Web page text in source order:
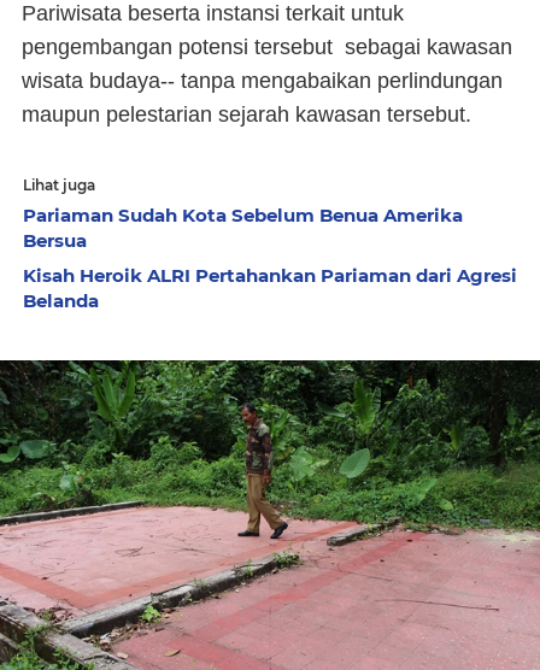
Pariwisata beserta instansi terkait untuk
pengembangan potensi tersebut sebagai kawasan
wisata budaya-- tanpa mengabaikan perlindungan
maupun pelestarian sejarah kawasan tersebut.
Lihat juga
Pariaman Sudah Kota Sebelum Benua Amerika
Bersua
Kisah Heroik ALRI Pertahankan Pariaman dari Agresi
Belanda